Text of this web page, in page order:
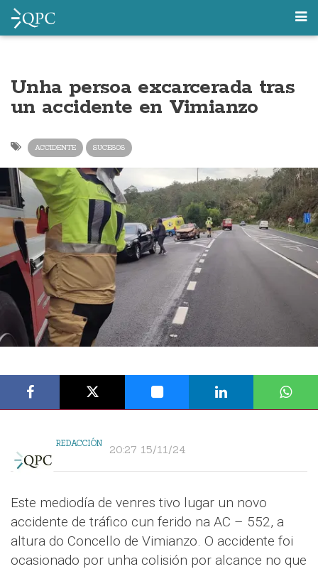
Unha persoa excarcerada tras
un accidente en Vimianzo
ACCIDENTE SUCESOS
REDACCIÓN 20:27 15/11/24
Este mediodía de venres tivo lugar un novo
accidente de tráfico cun ferido na AC – 552, a
altura do Concello de Vimianzo. O accidente foi
ocasionado por unha colisión por alcance no que